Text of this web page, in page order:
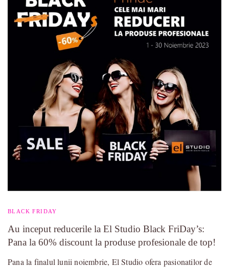
BLACK FRIDAY
Au inceput reducerile la El Studio Black FriDay’s:
Pana la 60% discount la produse profesionale de top!
Pana la finalul lunii noiembrie, El Studio ofera pasionatilor de